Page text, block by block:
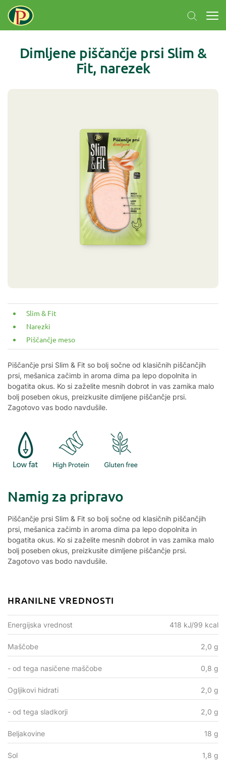
Dimljene piščančje prsi Slim &
Fit, narezek
Slim & Fit
Narezki
Piščančje meso
Piščančje prsi Slim & Fit so bolj sočne od klasičnih piščančjih
prsi, mešanica začimb in aroma dima pa lepo dopolnita in
bogatita okus. Ko si zaželite mesnih dobrot in vas zamika malo
bolj poseben okus, preizkusite dimljene piščančje prsi.
Zagotovo vas bodo navdušile.
Namig za pripravo
Piščančje prsi Slim & Fit so bolj sočne od klasičnih piščančjih
prsi, mešanica začimb in aroma dima pa lepo dopolnita in
bogatita okus. Ko si zaželite mesnih dobrot in vas zamika malo
bolj poseben okus, preizkusite dimljene piščančje prsi.
Zagotovo vas bodo navdušile.
HRANILNE VREDNOSTI
Energijska vrednost 418 kJ/99 kcal
Maščobe 2,0 g
- od tega nasičene maščobe 0,8 g
Ogljikovi hidrati 2,0 g
- od tega sladkorji 2,0 g
Beljakovine 18 g
Sol 1,8 g